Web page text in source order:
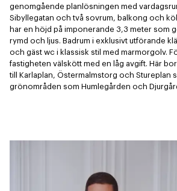
genomgående planlösningen med
Sibyllegatan och två sovrum, balkong och
har en höjd på imponerande 3,3 meter som
rymd och ljus. Badrum i exklusivt utförande
och gäst wc i klassisk stil med marmorgolv.
fastigheten välskött med en låg avgift. Här
till Karlaplan, Östermalmstorg och Stureplan
grönområden som Humlegården och